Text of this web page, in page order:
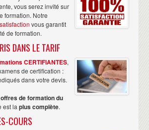
vous serez invité sur
formation. Notre
vous garantit
de formation.
DANS LE TARIF
CERTIFIANTES,
de certification :
dans votre devis.
de formation du
est la plus complète.
COURS